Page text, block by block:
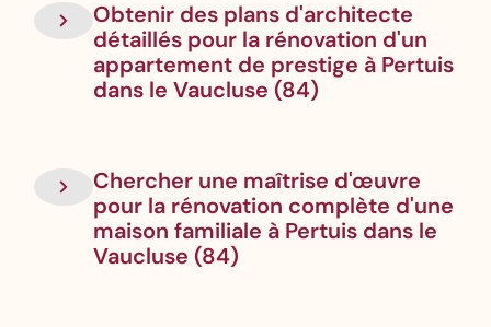
Obtenir des plans d'architecte
détaillés pour la rénovation d'un
appartement de prestige à Pertuis
dans le Vaucluse (84)
Chercher une maîtrise d'œuvre
pour la rénovation complète d'une
maison familiale à Pertuis dans le
Vaucluse (84)